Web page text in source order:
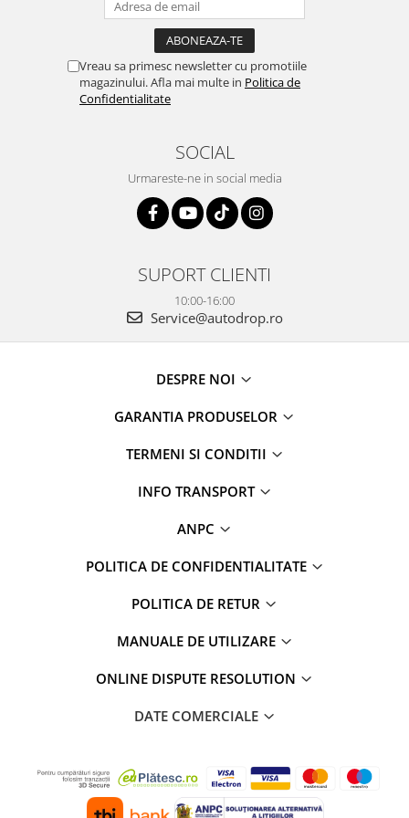
Vreau sa primesc newsletter cu promotiile
magazinului. Afla mai multe in Politica de
Confidentialitate
SOCIAL
Urmareste-ne in social media
SUPORT CLIENTI
10:00-16:00
Service@autodrop.ro
DESPRE NOI
GARANTIA PRODUSELOR
TERMENI SI CONDITII
INFO TRANSPORT
ANPC
POLITICA DE CONFIDENTIALITATE
POLITICA DE RETUR
MANUALE DE UTILIZARE
ONLINE DISPUTE RESOLUTION
DATE COMERCIALE